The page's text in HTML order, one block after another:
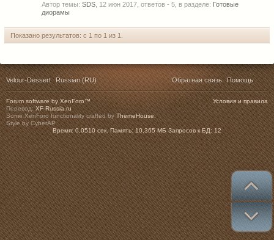
Автор темы: SDS 12 июн 2017 , ответов - 5, в разделе: Готовые
диорамы
Показано результатов: с 1 по 1 из 1.
Velour-Dessert Russian (RU) Обратная связь Помощь
Условия и правила
Forum software by XenForo™
Перевод:XF-Russia.ru
Some XenForo functionality crafted byThemeHouse.
Style by CyberAP
Время: 0,0510 сек. Память: 10,365 МБ Запросов к БД: 12